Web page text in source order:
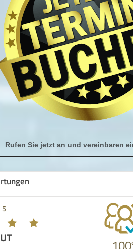
Rufen Sie jetzt an und vereinbaren
5